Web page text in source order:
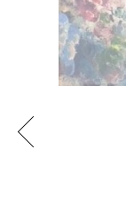
Previous